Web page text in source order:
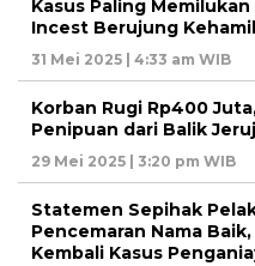
Kasus Paling
Incest Berujung
31 Mei 2025 | 4:33 am WIB
Korban Rugi Rp400
Penipuan dari Balik
29 Mei 2025 | 3:20 pm WIB
Statemen Sepihak
Pencemaran Nama
Kembali Kasus